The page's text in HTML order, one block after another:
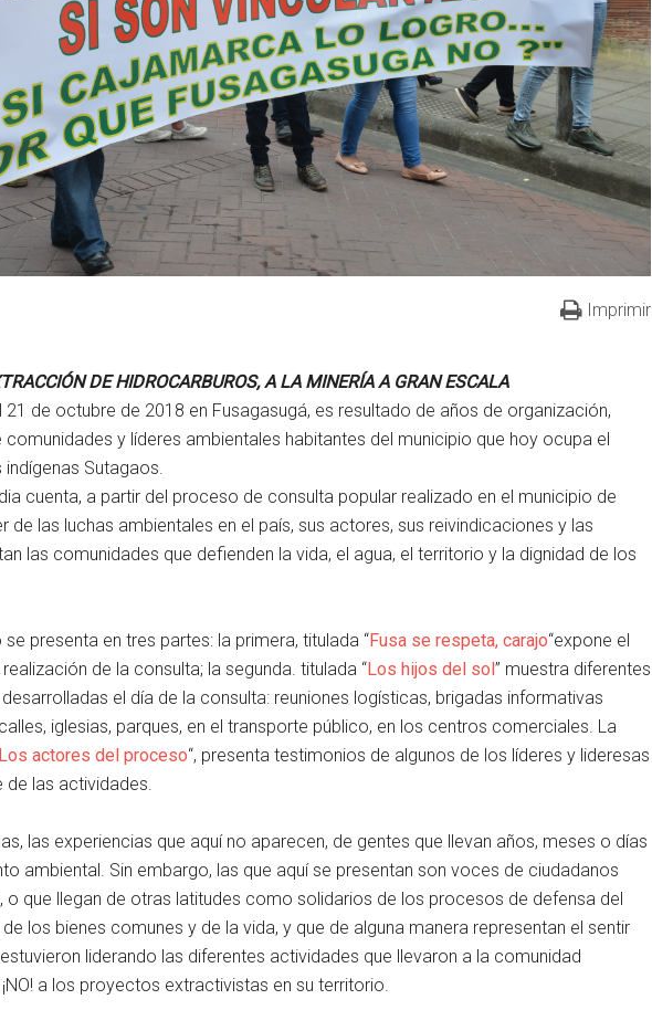
Imprimir
DE HIDROCARBUROS, A LA MINERÍA A GRAN ESCALA
21 de octubre de 2018 en Fusagasugá, es resultado de años de organización,
y líderes ambientales habitantes del municipio que hoy ocupa el
Sutagaos.
cuenta, a partir del proceso de consulta popular realizado en el municipio de
de las luchas ambientales en el país, sus actores, sus reivindicaciones y las
las comunidades que defienden la vida, el agua, el territorio y la dignidad de los
presenta en tres partes: la primera, titulada “Fusa se respeta, carajo“expone el
de la consulta; la segunda. titulada “Los hijos del sol” muestra diferentes
el día de la consulta: reuniones logísticas, brigadas informativas
iglesias, parques, en el transporte público, en los centros comerciales. La
Los actores del proceso“, presenta testimonios de algunos de los líderes y lideresas
de las actividades.
las experiencias que aquí no aparecen, de gentes que llevan años, meses o días
ambiental. Sin embargo, las que aquí se presentan son voces de ciudadanos
o que llegan de otras latitudes como solidarios de los procesos de defensa del
los bienes comunes y de la vida, y que de alguna manera representan el sentir
liderando las diferentes actividades que llevaron a la comunidad
a los proyectos extractivistas en su territorio.